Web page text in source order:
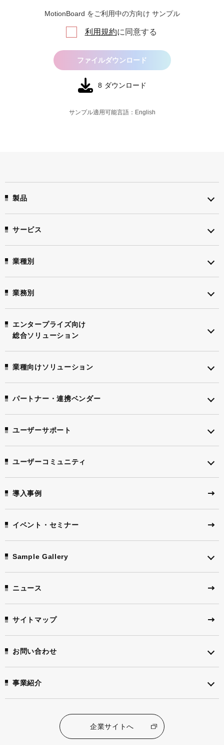
MotionBoard をご利用中の方向け サンプル
利用規約に同意する
ファイルダウンロード
8 ダウンロード
サンプル適用可能言語：English
製品
サービス
業種別
業務別
エンタープライズ向け
総合ソリューション
業種向けソリューション
パートナー・連携ベンダー
ユーザーサポート
ユーザーコミュニティ
導入事例
イベント・セミナー
Sample Gallery
ニュース
サイトマップ
お問い合わせ
事業紹介
企業サイトへ